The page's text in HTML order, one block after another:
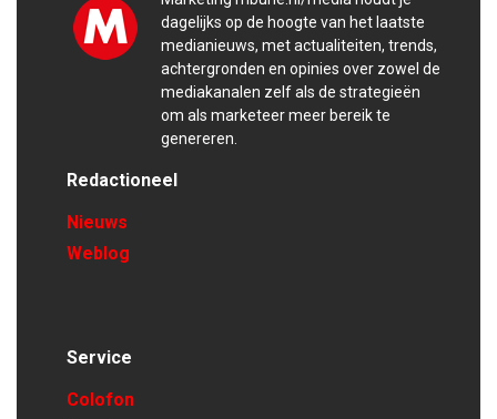
dagelijks op de hoogte van het laatste
medianieuws, met actualiteiten, trends,
achtergronden en opinies over zowel de
mediakanalen zelf als de strategieën
om als marketeer meer bereik te
genereren.
Redactioneel
Nieuws
Weblog
Service
Colofon